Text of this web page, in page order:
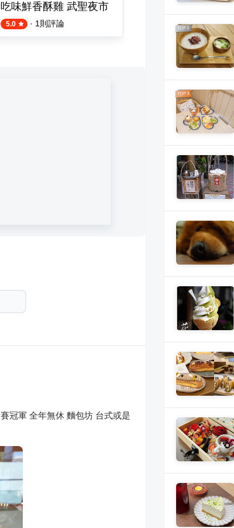
吃味鮮香酥雞 武聖夜市
5.0 · 1 則評論 則評論
冠軍 全年無休 麵包坊 台式或是